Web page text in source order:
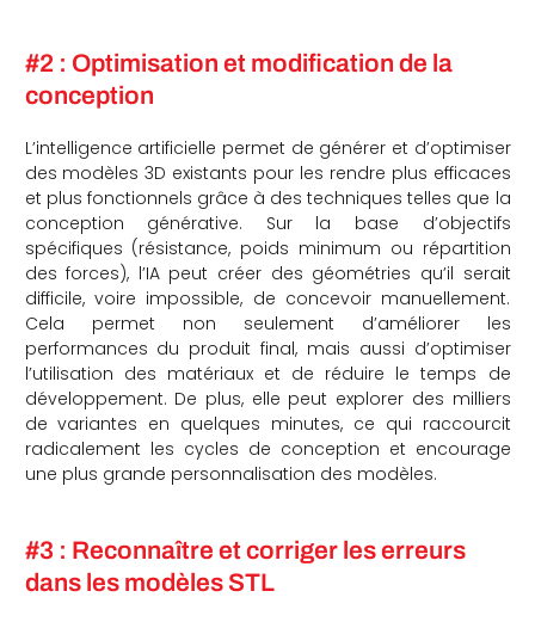
#2 : Optimisation et modification de la
conception
L’intelligence artificielle permet de générer et d’optimiser
des modèles 3D existants pour les rendre plus efficaces
et plus fonctionnels grâce à des techniques telles que la
conception générative. Sur la base d’objectifs
spécifiques (résistance, poids minimum ou répartition
des forces), l’IA peut créer des géométries qu’il serait
difficile, voire impossible, de concevoir manuellement.
Cela permet non seulement d’améliorer les
performances du produit final, mais aussi d’optimiser
l’utilisation des matériaux et de réduire le temps de
développement. De plus, elle peut explorer des milliers
de variantes en quelques minutes, ce qui raccourcit
radicalement les cycles de conception et encourage
une plus grande personnalisation des modèles.
#3 : Reconnaître et corriger les erreurs
dans les modèles STL